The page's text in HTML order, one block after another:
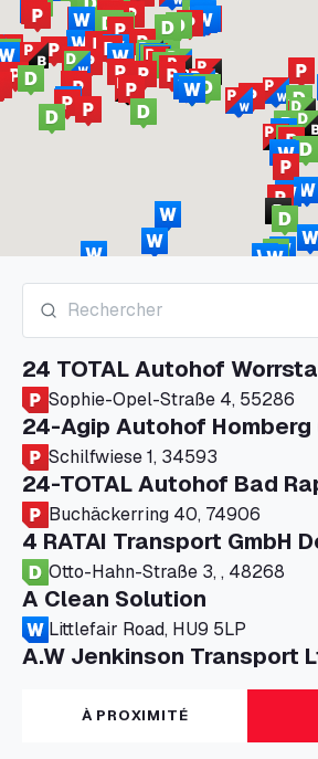
24 TOTAL Autohof
Sophie-Opel-Straße 4, 55286
24-Agip Autohof Homberg
Schilfwiese 1, 34593
24-TOTAL Autohof Bad
Buchäckerring 40, 74906
4 RATAI Transport GmbH
Otto-Hahn-Straße 3, , 48268
A Clean Solution
Littlefair Road, HU9 5LP
A.W Jenkinson Transport
Progress House, ME11 5GA
A+G Nettetal - Depot
Am Panneschopp 7, 41334
À PROXIMITÉ